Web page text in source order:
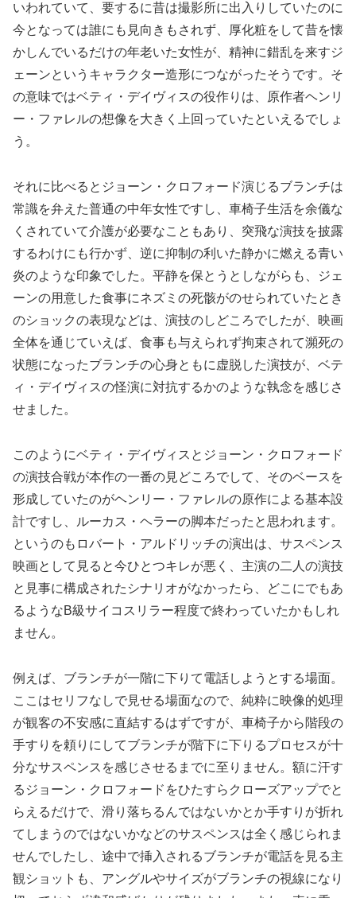
いわれていて、要するに昔は撮影所に出入りしていたのに
今となっては誰にも見向きもされず、厚化粧をして昔を懐
かしんでいるだけの年老いた女性が、精神に錯乱を来すジ
ェーンというキャラクター造形につながったそうです。そ
の意味ではベティ・デイヴィスの役作りは、原作者ヘンリ
ー・ファレルの想像を大きく上回っていたといえるでしょ
う。
それに比べるとジョーン・クロフォード演じるブランチは
常識を弁えた普通の中年女性ですし、車椅子生活を余儀な
くされていて介護が必要なこともあり、突飛な演技を披露
するわけにも行かず、逆に抑制の利いた静かに燃える青い
炎のような印象でした。平静を保とうとしながらも、ジェ
ーンの用意した食事にネズミの死骸がのせられていたとき
のショックの表現などは、演技のしどころでしたが、映画
全体を通じていえば、食事も与えられず拘束されて瀕死の
状態になったブランチの心身ともに虚脱した演技が、ベテ
ィ・デイヴィスの怪演に対抗するかのような執念を感じさ
せました。
このようにベティ・デイヴィスとジョーン・クロフォード
の演技合戦が本作の一番の見どころでして、そのベースを
形成していたのがヘンリー・ファレルの原作による基本設
計ですし、ルーカス・ヘラーの脚本だったと思われます。
というのもロバート・アルドリッチの演出は、サスペンス
映画として見ると今ひとつキレが悪く、主演の二人の演技
と見事に構成されたシナリオがなかったら、どこにでもあ
るようなB級サイコスリラー程度で終わっていたかもしれ
ません。
例えば、ブランチが一階に下りて電話しようとする場面。
ここはセリフなしで見せる場面なので、純粋に映像的処理
が観客の不安感に直結するはずですが、車椅子から階段の
手すりを頼りにしてブランチが階下に下りるプロセスが十
分なサスペンスを感じさせるまでに至りません。額に汗す
るジョーン・クロフォードをひたすらクローズアップでと
らえるだけで、滑り落ちるんではないかとか手すりが折れ
てしまうのではないかなどのサスペンスは全く感じられま
せんでしたし、途中で挿入されるブランチが電話を見る主
観ショットも、アングルやサイズがブランチの視線になり